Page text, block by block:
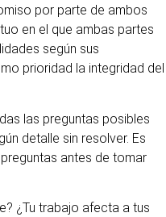
por parte de ambos
en el que ambas partes
según sus
prioridad la integridad del
las preguntas posibles
detalle sin resolver. Es
antes de tomar
¿Tu trabajo afecta a tus